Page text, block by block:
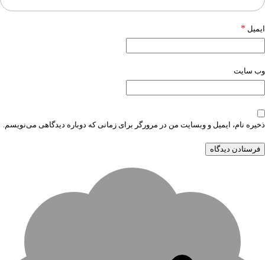
ایمیل *
وب‌ سایت
ذخیره نام، ایمیل و وبسایت من در مرورگر برای زمانی که دوباره دیدگاهی می‌نویسم.